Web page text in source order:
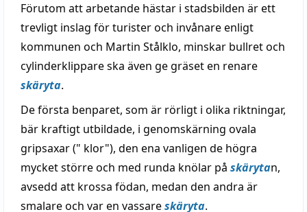
Förutom att arbetande hästar i stadsbilden är ett
trevligt inslag för turister och invånare enligt
kommunen och Martin Stålklo, minskar bullret och
cylinderklippare ska även ge gräset en renare
skäryta.
De första benparet, som är rörligt i olika riktningar,
bär kraftigt utbildade, i genomskärning ovala
gripsaxar (" klor"), den ena vanligen de högra
mycket större och med runda knölar på skärytan,
avsedd att krossa födan, medan den andra är
smalare och var en vassareskäryta.